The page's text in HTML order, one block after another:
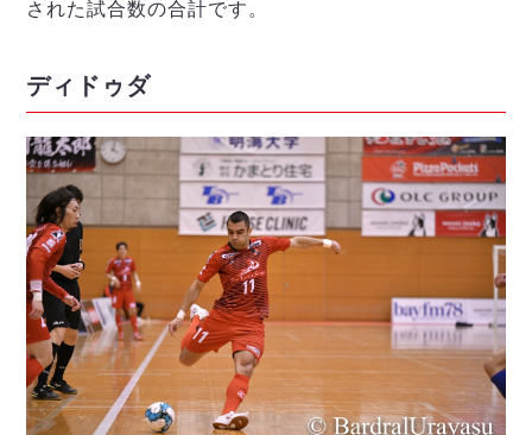
個人ランキング｜第2PK
メットライフ生命Ｆリーグカップ 2026
試合日程・結果
大会概要
アリーナ情報
チケット情報
過去の記録
ヴォスクオーレ仙台
リガーレヴィア葛飾
Y．S．C．C．横浜
ヴィンセドール白山
アグレミーナ浜松
デウソン神戸
ポルセイド浜田
ミラクルスマイル新居浜
記念ゴール
ハットトリック
担当審判員
選手の通算記録（Ｆ１）
エスポラーダ北海道
バルドラール浦安
フウガドールすみだ
しながわシティ
立川アスレティックFC
ペスカドーラ町田
DIVISION02
された試合数の合計です。
ディドゥダ